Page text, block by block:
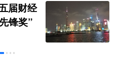
届财经
锋奖”